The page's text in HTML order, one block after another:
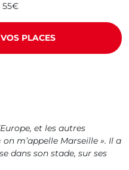
55€
PLACES
et les autres
m’appelle Marseille ». Il a
dans son stade, sur ses